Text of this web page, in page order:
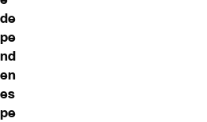
de
pe
nd
en
es
pe